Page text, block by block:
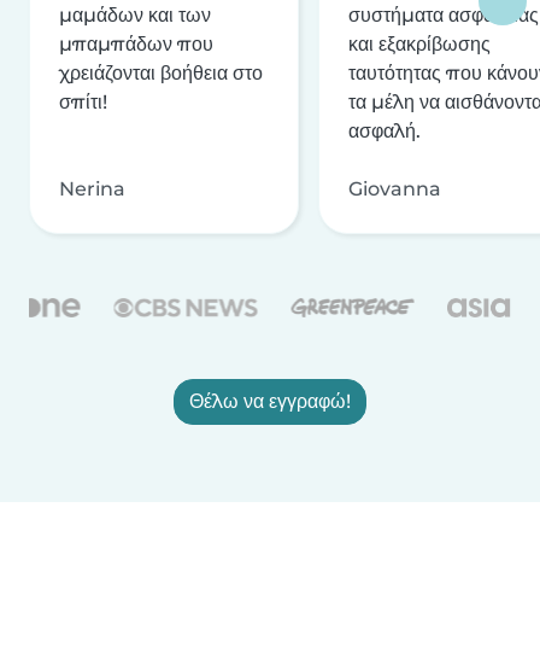
μαμάδων και των
μπαμπάδων που
χρειάζονται βοήθεια στο
σπίτι!
Nerina
συστήματα ασφαλείας
και εξακρίβωσης
ταυτότητας που
τα μέλη να
ασφαλή.
Giovanna
Θέλω να εγγραφώ!